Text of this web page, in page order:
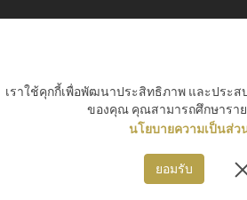
เราใช้คุกกี้เพื่อพัฒนาประสิทธิภาพ และประ
ของคุณ คุณสามารถศึกษาราย
นโยบายความเป็นส่ว
ยอมรับ